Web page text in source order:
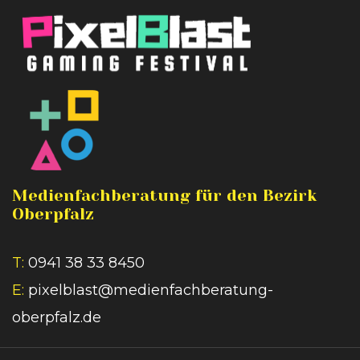
Medienfachberatung für den Bezirk
Oberpfalz
T: 0941 38 33 8450
E: pixelblast@medienfachberatung-
oberpfalz.de